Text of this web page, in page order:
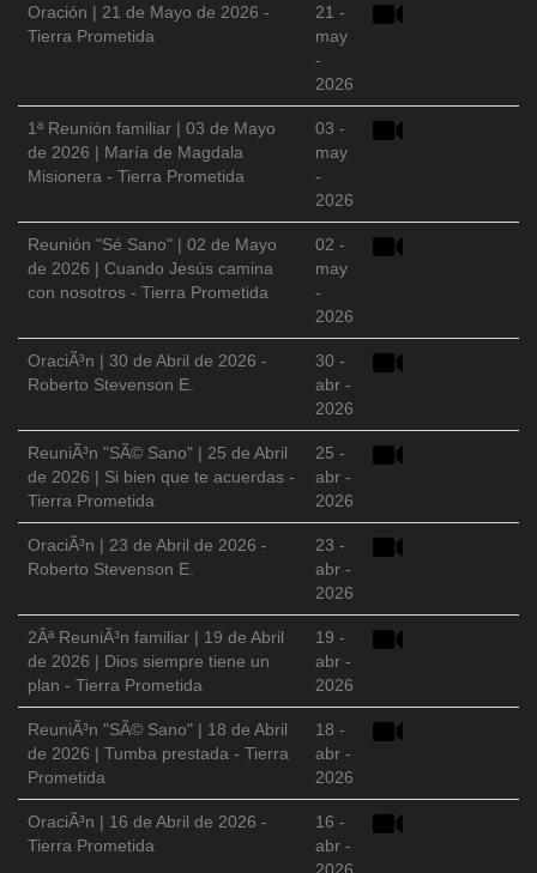
Oración | 21 de Mayo de 2026 -
Tierra Prometida
21 -
may
-
2026
1ª Reunión familiar | 03 de Mayo
de 2026 | María de Magdala
Misionera - Tierra Prometida
03 -
may
-
2026
Reunión "Sé Sano" | 02 de Mayo
de 2026 | Cuando Jesús camina
con nosotros - Tierra Prometida
02 -
may
-
2026
OraciÃ³n | 30 de Abril de 2026 -
Roberto Stevenson E.
30 -
abr -
2026
ReuniÃ³n "SÃ© Sano" | 25 de Abril
de 2026 | Si bien que te acuerdas -
Tierra Prometida
25 -
abr -
2026
OraciÃ³n | 23 de Abril de 2026 -
Roberto Stevenson E.
23 -
abr -
2026
2Âª ReuniÃ³n familiar | 19 de Abril
de 2026 | Dios siempre tiene un
plan - Tierra Prometida
19 -
abr -
2026
ReuniÃ³n "SÃ© Sano" | 18 de Abril
de 2026 | Tumba prestada - Tierra
Prometida
18 -
abr -
2026
OraciÃ³n | 16 de Abril de 2026 -
Tierra Prometida
16 -
abr -